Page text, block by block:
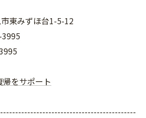
東みずほ台1-5-12
をサポート